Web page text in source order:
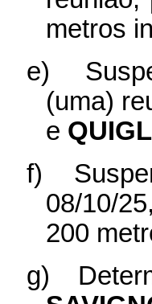
metros
e)
(uma)
e
f)
08/10/
200
g)